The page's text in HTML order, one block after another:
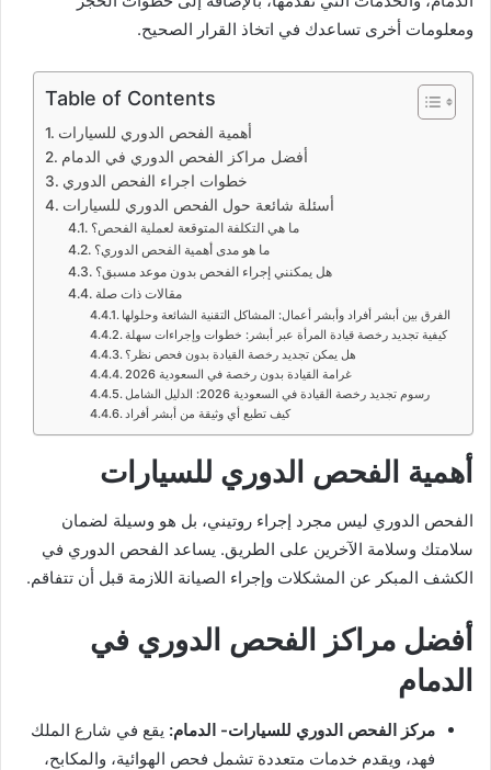
ومعلومات أخرى تساعدك في اتخاذ القرار الصحيح.
Table of Contents
أهمية الفحص الدوري للسيارات
أفضل مراكز الفحص الدوري في الدمام
خطوات اجراء الفحص الدوري
أسئلة شائعة حول الفحص الدوري للسيارات
ما هي التكلفة المتوقعة لعملية الفحص؟
ما هو مدى أهمية الفحص الدوري؟
هل يمكنني إجراء الفحص بدون موعد مسبق؟
مقالات ذات صلة
الفرق بين أبشر أفراد وأبشر أعمال: المشاكل التقنية الشائعة وحلولها
كيفية تجديد رخصة قيادة المرأة عبر أبشر: خطوات وإجراءات سهلة
هل يمكن تجديد رخصة القيادة بدون فحص نظر؟
غرامة القيادة بدون رخصة في السعودية 2026
رسوم تجديد رخصة القيادة في السعودية 2026: الدليل الشامل
كيف تطبع أي وثيقة من أبشر أفراد
أهمية الفحص الدوري للسيارات
الفحص الدوري ليس مجرد إجراء روتيني، بل هو وسيلة لضمان
سلامتك وسلامة الآخرين على الطريق. يساعد الفحص الدوري في
الكشف المبكر عن المشكلات وإجراء الصيانة اللازمة قبل أن تتفاقم.
أفضل مراكز الفحص الدوري في
الدمام
مركز الفحص الدوري للسيارات- الدمام: يقع في شارع الملك
فهد، ويقدم خدمات متعددة تشمل فحص الهوائية، والمكابح،